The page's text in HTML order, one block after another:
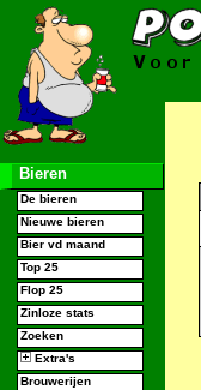
Bieren
De bieren
Nieuwe bieren
Bier vd maand
Top 25
Flop 25
Zinloze stats
Zoeken
Extra's
Brouwerijen